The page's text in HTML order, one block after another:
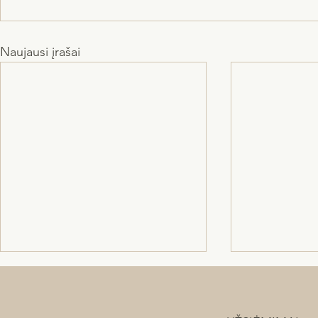
Naujausi įrašai